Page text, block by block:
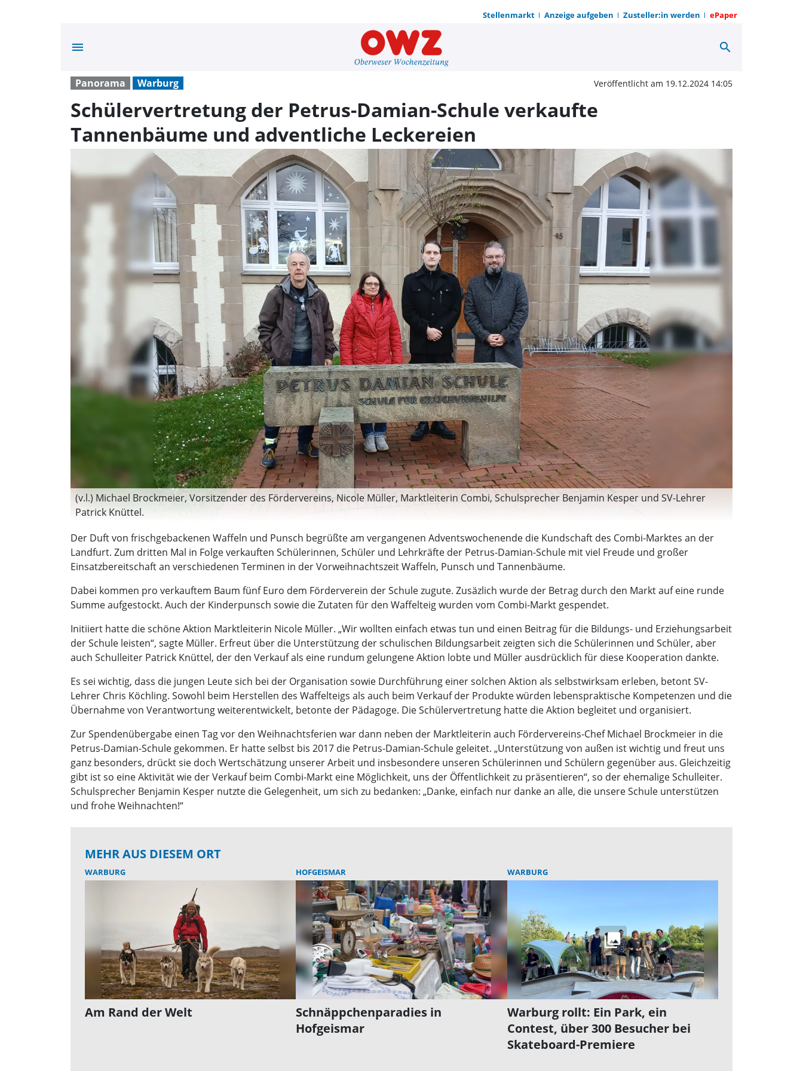
Stellenmarkt Anzeige aufgeben Zusteller:in werden ePaper
menu Schülervertretung der Petrus-
search
Panorama Warburg Veröffentlicht am 19.12.2024 14:05
Schülervertretung der Petrus-Damian-Schule verkaufte
Tannenbäume und adventliche Leckereien
(v.l.) Michael Brockmeier, Vorsitzender des Fördervereins, Nicole Müller, Marktleiterin Combi, Schulsprecher Benjamin Kesper und SV-Lehrer
Patrick Knüttel.
Der Duft von frischgebackenen Waffeln und Punsch begrüßte am vergangenen Adventswochenende die Kundschaft des Combi-Marktes an der
Landfurt. Zum dritten Mal in Folge verkauften Schülerinnen, Schüler und Lehrkräfte der Petrus-Damian-Schule mit viel Freude und großer
Einsatzbereitschaft an verschiedenen Terminen in der Vorweihnachtszeit Waffeln, Punsch und Tannenbäume.
Dabei kommen pro verkauftem Baum fünf Euro dem Förderverein der Schule zugute. Zusäzlich wurde der Betrag durch den Markt auf eine runde
Summe aufgestockt. Auch der Kinderpunsch sowie die Zutaten für den Waffelteig wurden vom Combi-Markt gespendet.
Initiiert hatte die schöne Aktion Marktleiterin Nicole Müller. „Wir wollten einfach etwas tun und einen Beitrag für die Bildungs- und Erziehungsarbeit
der Schule leisten“, sagte Müller. Erfreut über die Unterstützung der schulischen Bildungsarbeit zeigten sich die Schülerinnen und Schüler, aber
auch Schulleiter Patrick Knüttel, der den Verkauf als eine rundum gelungene Aktion lobte und Müller ausdrücklich für diese Kooperation dankte.
Es sei wichtig, dass die jungen Leute sich bei der Organisation sowie Durchführung einer solchen Aktion als selbstwirksam erleben, betont SV-
Lehrer Chris Köchling. Sowohl beim Herstellen des Waffelteigs als auch beim Verkauf der Produkte würden lebenspraktische Kompetenzen und die
Übernahme von Verantwortung weiterentwickelt, betonte der Pädagoge. Die Schülervertretung hatte die Aktion begleitet und organisiert.
Zur Spendenübergabe einen Tag vor den Weihnachtsferien war dann neben der Marktleiterin auch Fördervereins-Chef Michael Brockmeier in die
Petrus-Damian-Schule gekommen. Er hatte selbst bis 2017 die Petrus-Damian-Schule geleitet. „Unterstützung von außen ist wichtig und freut uns
ganz besonders, drückt sie doch Wertschätzung unserer Arbeit und insbesondere unseren Schülerinnen und Schülern gegenüber aus. Gleichzeitig
gibt ist so eine Aktivität wie der Verkauf beim Combi-Markt eine Möglichkeit, uns der Öffentlichkeit zu präsentieren“, so der ehemalige Schulleiter.
Schulsprecher Benjamin Kesper nutzte die Gelegenheit, um sich zu bedanken: „Danke, einfach nur danke an alle, die unsere Schule unterstützen
und frohe Weihnachten!“
MEHR AUS DIESEM ORT
WARBURG
Am Rand der Welt
HOFGEISMAR
Schnäppchenparadies in
Hofgeismar
WARBURG
Warburg rollt: Ein Park, ein
Contest, über 300 Besucher bei
Skateboard-Premiere